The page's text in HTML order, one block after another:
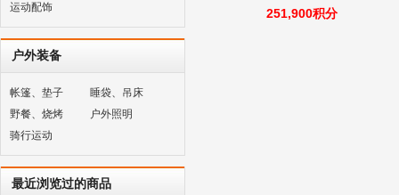
运动配饰
户外装备
帐篷、垫子
睡袋、吊床
野餐、烧烤
户外照明
骑行运动
最近浏览过的商品
，一套在手 ，直接去钓鱼
251,900积分